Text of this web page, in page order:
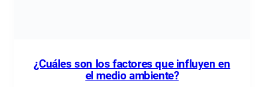
¿Cuáles son los factores que influyen en
el medio ambiente?